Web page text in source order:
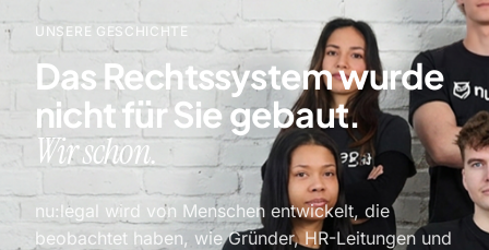
UNSERE GESCHICHTE
Das Rechtssystem wurde
nicht für Sie gebaut.
Wir schon.
nu:legal wird von Menschen entwickelt, die
beobachtet haben, wie Gründer, HR-Leitungen und